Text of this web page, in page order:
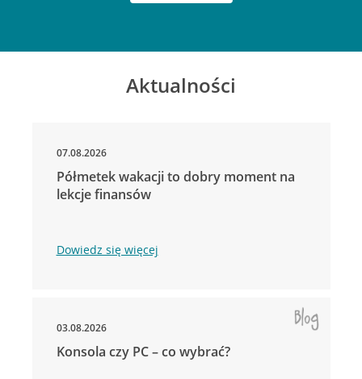
Aktualności
07.08.2026
Półmetek wakacji to dobry moment na
lekcje finansów
Dowiedz się więcej
03.08.2026
Konsola czy PC – co wybrać?